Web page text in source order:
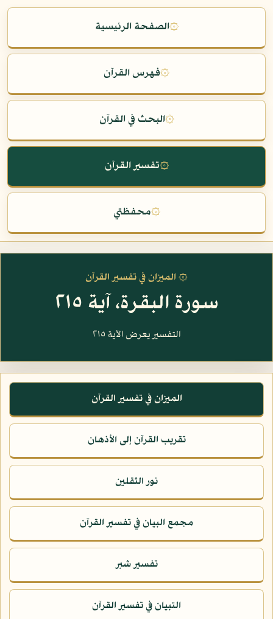
۞الصفحة الرئيسية
۞فهرس القرآن
۞البحث في القرآن
۞تفسير القرآن
۞محفظتي
۞ الميزان في تفسير القرآن
سورة البقرة، آية ٢١٥
التفسير يعرض الآية ٢١٥
الميزان في تفسير القرآن
تقريب القرآن إلى الأذهان
نور الثقلين
مجمع البيان في تفسير القرآن
تفسير شبر
التبيان في تفسير القرآن